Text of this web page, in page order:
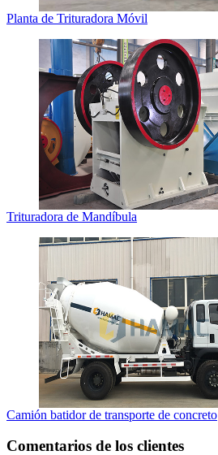
Planta de Trituradora Móvil
Trituradora de Mandíbula
Camión batidor de transporte de concreto
Comentarios de los clientes